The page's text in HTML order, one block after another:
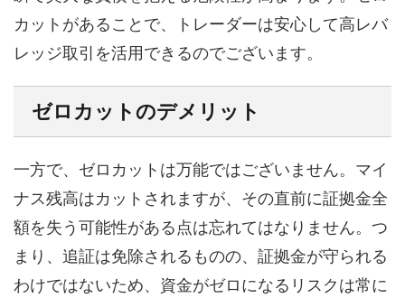
カットがあることで、トレーダーは安心して高レバ
レッジ取引を活用できるのでございます。
ゼロカットのデメリット
一方で、ゼロカットは万能ではございません。マイ
ナス残高はカットされますが、その直前に証拠金全
額を失う可能性がある点は忘れてはなりません。つ
まり、追証は免除されるものの、証拠金が守られる
わけではないため、資金がゼロになるリスクは常に